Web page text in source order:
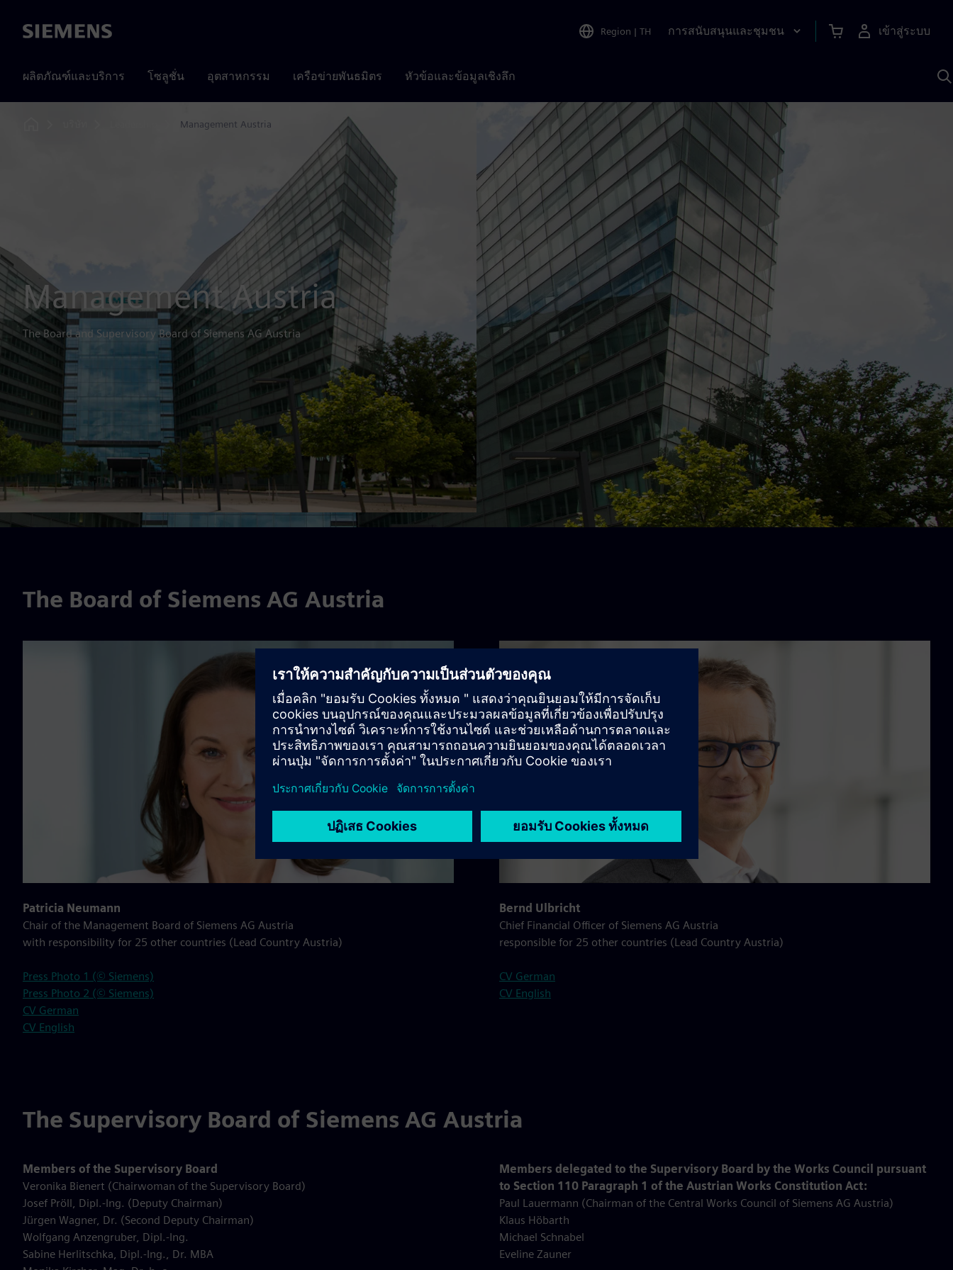
Siemens Region | TH การสนับสนุนและชุมชน เข้าสู่ระบบ
ผลิตภัณฑ์และบริการ โซลูชั่น อุตสาหกรรม เครือข่ายพันธมิตร หัวข้อและข้อมูลเชิงลึก
Management Austria
Management Austria
The Board and Supervisory Board of Siemens AG Austria
The Board of Siemens AG Austria
Patricia Neumann
Chair of the Management Board of Siemens AG Austria
with responsibility for 25 other countries (Lead Country Austria)
Press Photo 1 (© Siemens)
Press Photo 2 (© Siemens)
CV German
CV English
Bernd Ulbricht
Chief Financial Officer of Siemens AG Austria
responsible for 25 other countries (Lead Country Austria)
CV German
CV English
The Supervisory Board of Siemens AG Austria
Members of the Supervisory Board
Veronika Bienert (Chairwoman of the Supervisory Board)
Josef Pröll, Dipl.-Ing. (Deputy Chairman)
Jürgen Wagner, Dr. (Second Deputy Chairman)
Wolfgang Anzengruber, Dipl.-Ing.
Sabine Herlitschka, Dipl.-Ing., Dr. MBA
Members delegated to the Supervisory Board by the Works Council pursuant
to Section 110 Paragraph 1 of the Austrian Works Constitution Act:
Paul Lauermann (Chairman of the Central Works Council of Siemens AG Austria)
Klaus Höbarth
Michael Schnabel
Eveline Zauner